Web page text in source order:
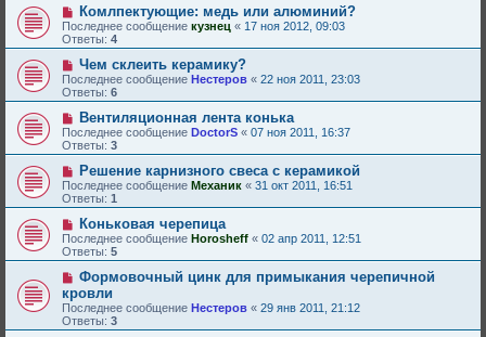
Комлпектующие: медь или алюминий?
Последнее сообщение кузнец « 17 ноя 2012, 09:03
Ответы: 4
Чем склеить керамику?
Последнее сообщение Нестеров « 22 ноя 2011, 23:03
Ответы: 6
Вентиляционная лента конька
Последнее сообщение DoctorS « 07 ноя 2011, 16:37
Ответы: 3
Решение карнизного свеса с керамикой
Последнее сообщение Механик « 31 окт 2011, 16:51
Ответы: 1
Коньковая черепица
Последнее сообщение Horosheff « 02 апр 2011, 12:51
Ответы: 5
Формовочный цинк для примыкания черепичной
кровли
Последнее сообщение Нестеров « 29 янв 2011, 21:12
Ответы: 3